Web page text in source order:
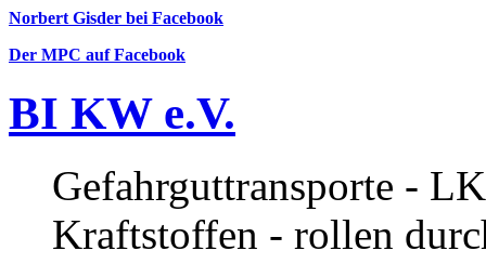
Norbert Gisder bei Facebook
Der MPC auf Facebook
BI KW e.V.
Gefahrguttransporte -
Kraftstoffen - rollen